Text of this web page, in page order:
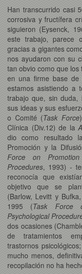
Han transcurrido casi
corrosiva y fructífera
siguieron (Eysenck,
este trabajo, parece
gracias a gigantes
nos ayudaron con su
tan obvio como que
en una firme base de
estamos asistiendo a
trabajo que, sin duda,
sus ideas y sus
o Comité (Task Force
Clínica (Div.12) de la
dio como resultado
Promoción y la
Force on
Procedures, 1993) -
reconocía que
objetivo que se
(Barlow, Levitt y
1995 (Task Force
Psychological
dos ocasiones
de tratamientos
trastornos
mucho menos,
recopilación no ha